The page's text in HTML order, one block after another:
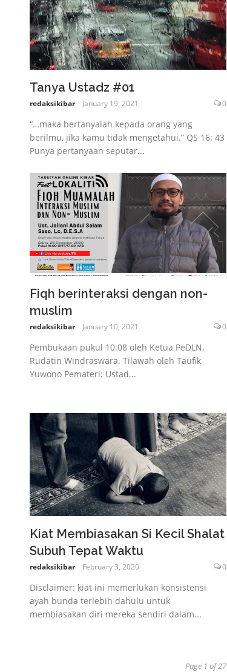
Tanya Ustadz #01
redaksikibar January 19, 2021 0
“…maka bertanyalah kepada orang yang
berilmu, jika kamu tidak mengetahui.” QS 16: 43
Punya pertanyaan seputar...
Fiqh berinteraksi dengan non-
muslim
redaksikibar January 10, 2021 0
Pembukaan pukul 10:08 oleh Ketua PeDLN,
Rudatin Windraswara. Tilawah oleh Taufik
Yuwono Pemateri: Ustad...
Kiat Membiasakan Si Kecil Shalat
Subuh Tepat Waktu
redaksikibar February 3, 2020 0
Disclaimer: kiat ini memerlukan konsistensi
ayah bunda terlebih dahulu untuk
membiasakan diri mereka sendiri dalam...
Page 1 of 27